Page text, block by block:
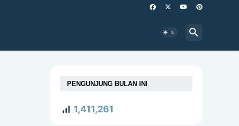
PENGUNJUNG BULAN INI
1,411,261